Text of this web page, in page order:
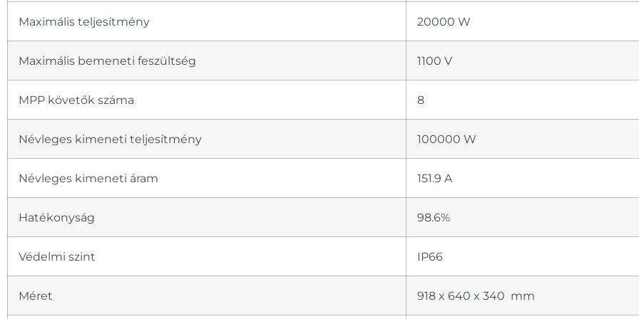
Maximális teljesítmény 20000 W
Maximális bemeneti feszültség 1100 V
MPP követők száma 8
Névleges kimeneti teljesítmény 100000 W
Névleges kimeneti áram 151.9 A
Hatékonyság 98.6%
Védelmi szint IP66
Méret 918 x 640 x 340 mm